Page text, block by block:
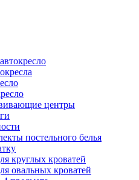
центры
постельного белья
круглых кроватей
овальных кроватей